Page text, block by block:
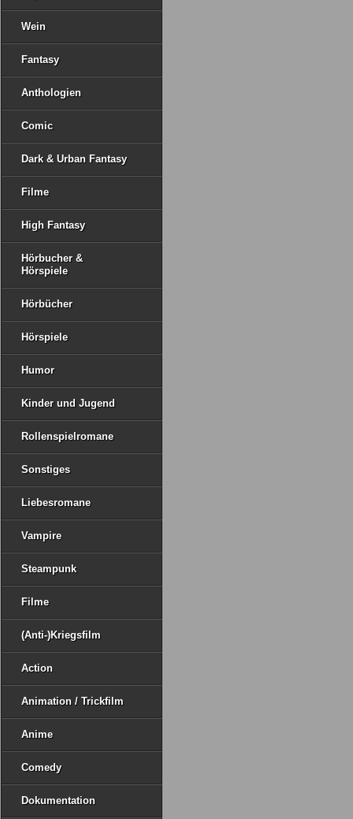
Wein
Fantasy
Anthologien
Comic
Dark & Urban Fantasy
Filme
High Fantasy
Hörbucher &
Hörspiele
Hörbücher
Hörspiele
Humor
Kinder und Jugend
Rollenspielromane
Sonstiges
Liebesromane
Vampire
Steampunk
Filme
(Anti-)Kriegsfilm
Action
Animation / Trickfilm
Anime
Comedy
Dokumentation